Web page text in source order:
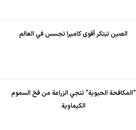
الصين تبتكر أقوى كاميرا تجسس في العالم
"المكافحة الحيوية" تنجي الزراعة من فخ السموم
الكيماوية